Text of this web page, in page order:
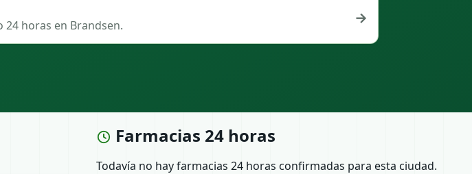
horas en Brandsen.
→
Farmacias 24 horas
Todavía no hay farmacias 24 horas confirmadas para esta ciudad.